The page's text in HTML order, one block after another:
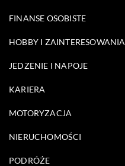
FINANSE OSOBISTE
HOBBY I ZAINTERESOWANIA
JEDZENIE I NAPOJE
KARIERA
MOTORYZACJA
NIERUCHOMOŚCI
PODRÓŻE